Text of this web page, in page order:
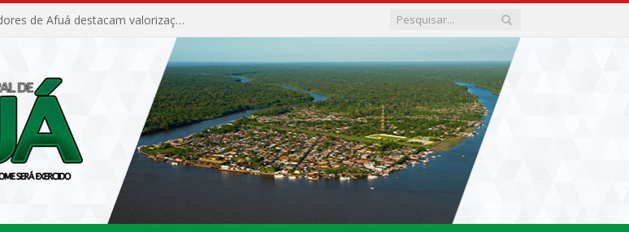
Poder legislativo presente: Vereadores de Afuá destacam valorização cultural e desenvolvimento no 42º Festival do Camarão